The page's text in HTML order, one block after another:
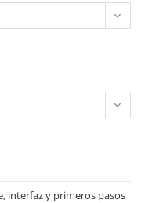
interfaz y primeros pasos